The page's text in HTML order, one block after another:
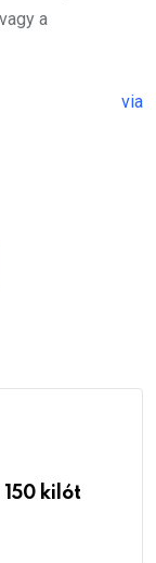
a
via
kilót